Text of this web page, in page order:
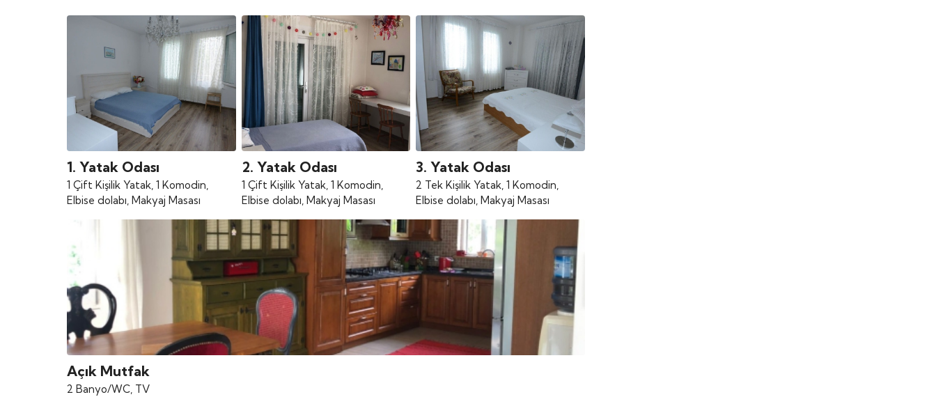
1. Yatak Odası
1 Çift Kişilik Yatak, 1 Komodin,
Elbise dolabı, Makyaj Masası
2. Yatak Odası
1 Çift Kişilik Yatak, 1 Komodin,
Elbise dolabı, Makyaj Masası
3. Yatak Odası
2 Tek Kişilik Yatak, 1 Komodin,
Elbise dolabı, Makyaj Masası
Açık Mutfak
2 Banyo/WC, TV